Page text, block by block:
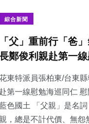
綜合新聞
「父」重前行「爸
鄭俊利親赴第一
東特派員張柏東/台東
赴第一線慰勉海巡同仁
色國土 「父親」是名
親，總是不計代價、無怨